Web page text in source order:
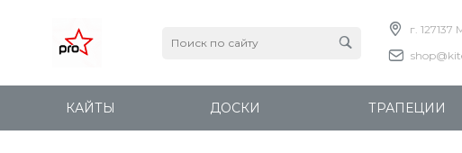
г.
КАЙТЫ ДОСКИ ТРАПЕЦИИ